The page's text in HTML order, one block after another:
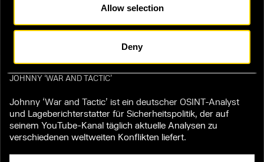
Allow selection
Deny
Videos, Analysen und Spendenkampagnen
meinen Teil dazu beizutragen. Nicht aus
Ideologie, sondern weil Wegsehen in solchen
JOHNNY ‘WAR AND TACTIC’
Johnny ‘War and Tactic’ ist ein deutscher OSINT-Analyst
und Lageberichterstatter für Sicherheitspolitik, der auf
seinem YouTube-Kanal täglich aktuelle Analysen zu
verschiedenen weltweiten Konflikten liefert.